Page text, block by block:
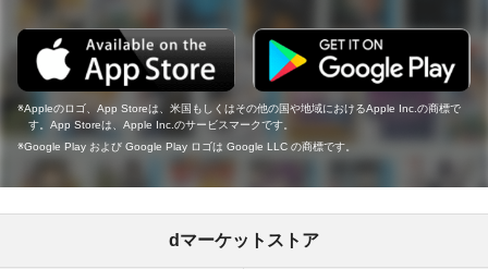
Appleのロゴ、App Storeは、米国もしくはその他の国や地域におけるApple Inc.の商標で
す。App Storeは、Apple Inc.のサービスマークです。
Google Play および Google Play ロゴは Google LLC の商標です。
dマーケットストア